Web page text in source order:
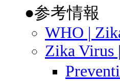
●参考情報
WHO |
Zika Virus